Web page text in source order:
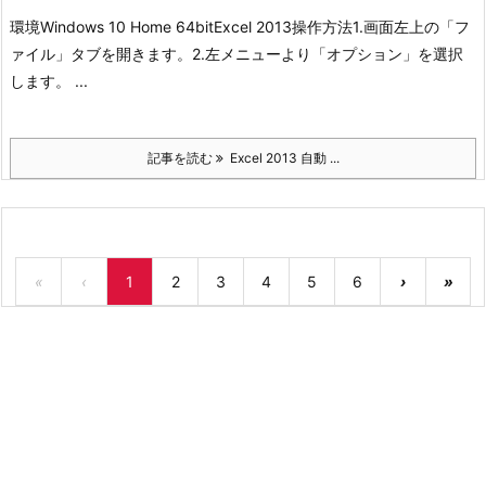
環境Windows 10 Home 64bitExcel 2013操作方法1.画面左上の「フ
ァイル」タブを開きます。 2.左メニューより「オプション」を選択
します。
...
記事を読む Excel 2013 自動 ...
« ‹ 1 2 3 4 5 6 › »